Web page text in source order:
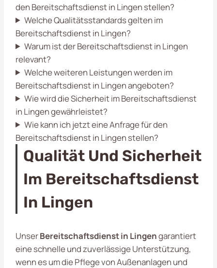
den Bereitschaftsdienst in Lingen stellen?
Welche Qualitätsstandards gelten im
Bereitschaftsdienst in Lingen?
Warum ist der Bereitschaftsdienst in Lingen
relevant?
Welche weiteren Leistungen werden im
Bereitschaftsdienst in Lingen angeboten?
Wie wird die Sicherheit im Bereitschaftsdienst
in Lingen gewährleistet?
Wie kann ich jetzt eine Anfrage für den
Bereitschaftsdienst in Lingen stellen?
Qualität Und Sicherheit
Im Bereitschaftsdienst
In Lingen
UnserBereitschaftsdienst in Lingengarantiert
eine schnelle und zuverlässige Unterstützung,
wenn es um die Pflege von Außenanlagen und